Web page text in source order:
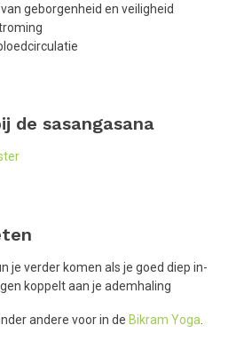
geborgenheid en veiligheid
de sasangasana
je verder komen als je goed diep in-
koppelt aan je ademhaling
andere voor in de Bikram Yoga